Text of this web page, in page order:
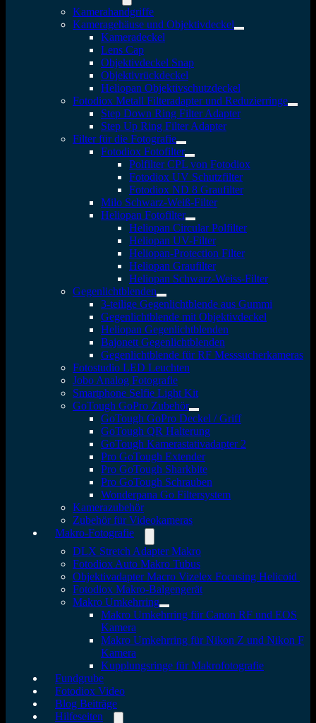
Kamerahandgriffe
Kameragehäuse und Objektivdeckel
Kameradeckel
Lens Cap
Objektivdeckel Snap
Objektivrückdeckel
Heliopan Objektivschutzdeckel
Fotodiox Metall Filteradapter und Reduzierringe
Step Down Ring Filter Adapter
Step Up Ring Filter Adapter
Filter für die Fotografie
Fotodiox Fotofilter
Polfilter CPL von Fotodiox
Fotodiox UV Schutzfilter
Fotodiox ND 8 Graufilter
Milo Schwarz-Weiß-Filter
Heliopan Fotofilter
Heliopan Circular Polfilter
Heliopan UV-Filter
Heliopan-Protection Filter
Heliopan Graufilter
Heliopan Schwarz-Weiss-Filter
Gegenlichtblenden
3-teilige Gegenlichtblende aus Gummi
Gegenlichtblende mit Objektivdeckel
Heliopan Gegenlichtblenden
Bajonett Gegenlichtblenden
Gegenlichtblende für RF Messsucherkameras
Fotostudio LED Leuchten
Jobo Analog Fotografie
Smartphone Selfie Light Kit
GoTough GoPro Zubehör
GoTough GoPro Deckel / Griff
GoTough QR Halterung
GoTough Kamerastativadapter 2
Pro GoTough Extender
Pro GoTough Sharkbite
Pro GoTough Schrauben
Wonderpana Go Filtersystem
Kamerazubehör
Zubehör für Videokameras
Makro-Fotografie
DLX Stretch Adapter Makro
Fotodiox Auto Makro Tubus
Objektivadapter Macro Vizelex Focusing Helicoid
Fotodiox Makro-Balgengerät
Makro Umkehrring
Makro Umkehrring für Canon RF und EOS
Kamera
Makro Umkehrring für Nikon Z und Nikon F
Kamera
Kupplungsringe für Makrofotografie
Fundgrube
Fotodiox Video
Blog Beiträge
Hilfeseiten